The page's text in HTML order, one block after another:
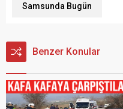
Samsunda Bugün
Benzer Konular